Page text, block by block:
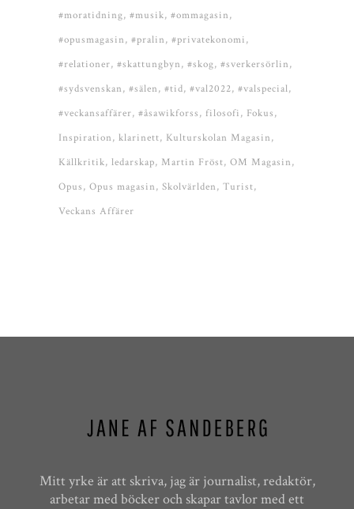
#moratidning #musik #ommagasin
#opusmagasin #pralin #privatekonomi
#relationer #skattungbyn #skog #sverkersörlin
#sydsvenskan #sälen #tid #val2022 #valspecial
#veckansaffärer #åsawikforss filosofi
Fokus
Inspiration klarinett Kulturskolan Magasin
Källkritik ledarskap Martin Fröst OM Magasin
Opus Opus magasin Skolvärlden Turist
Veckans Affärer
Mitt yrke är att skriva, jag är journalist, redaktör,
arbetar med böcker och skapar tavlor med ett